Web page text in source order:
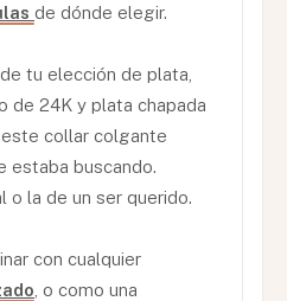
de dónde elegir.
tu elección de plata,
de 24K y plata chapada
collar colgante
estaba buscando.
o la de un ser querido.
con cualquier
, o como una